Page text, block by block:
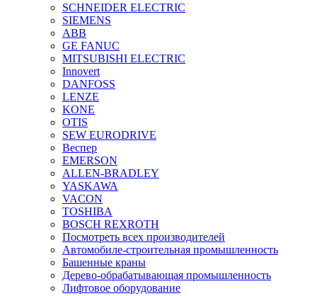
SCHNEIDER ELECTRIC
SIEMENS
ABB
GE FANUC
MITSUBISHI ELECTRIC
Innovert
DANFOSS
LENZE
KONE
OTIS
SEW EURODRIVE
Веспер
EMERSON
ALLEN-BRADLEY
YASKAWA
VACON
TOSHIBA
BOSCH REXROTH
Посмотреть всех производителей
Автомобиле-строительная промышленность
Башенные краны
Дерево-обрабатывающая промышленность
Лифтовое оборудование